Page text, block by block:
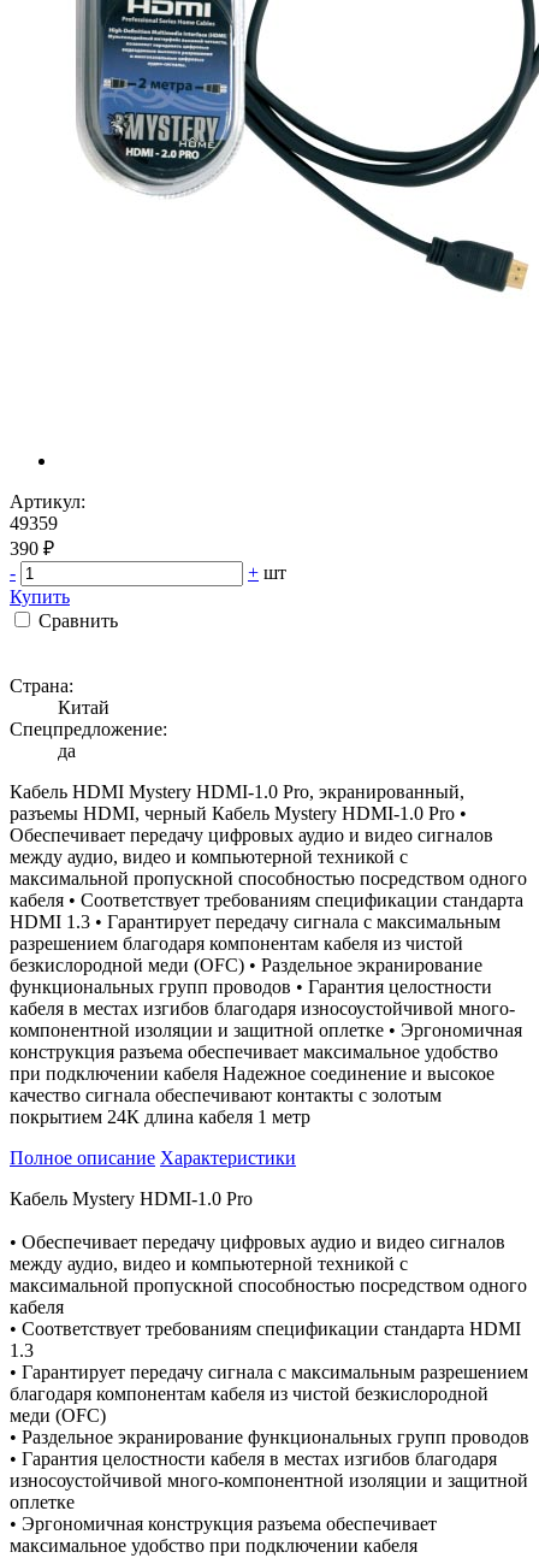
Артикул:
49359
390 ₽
-
+ шт
Купить
Сравнить
Страна:
Китай
Спецпредложение:
да
Кабель HDMI Mystery HDMI-1.0 Pro, экранированный,
разъемы HDMI, черный Кабель Mystery HDMI-1.0 Pro •
Обеспечивает передачу цифровых аудио и видео сигналов
между аудио, видео и компьютерной техникой с
максимальной пропускной способностью посредством одного
кабеля • Соответствует требованиям спецификации стандарта
HDMI 1.3 • Гарантирует передачу сигнала с максимальным
разрешением благодаря компонентам кабеля из чистой
безкислородной меди (OFC) • Раздельное экранирование
функциональных групп проводов • Гарантия целостности
кабеля в местах изгибов благодаря износоустойчивой много-
компонентной изоляции и защитной оплетке • Эргономичная
конструкция разъема обеспечивает максимальное удобство
при подключении кабеля Надежное соединение и высокое
качество сигнала обеспечивают контакты с золотым
покрытием 24К длина кабеля 1 метр
Полное описание Характеристики
Кабель Mystery HDMI-1.0 Pro
• Обеспечивает передачу цифровых аудио и видео сигналов
между аудио, видео и компьютерной техникой с
максимальной пропускной способностью посредством одного
кабеля
• Соответствует требованиям спецификации стандарта HDMI
1.3
• Гарантирует передачу сигнала с максимальным разрешением
благодаря компонентам кабеля из чистой безкислородной
меди (OFC)
• Раздельное экранирование функциональных групп проводов
• Гарантия целостности кабеля в местах изгибов благодаря
износоустойчивой много-компонентной изоляции и защитной
оплетке
• Эргономичная конструкция разъема обеспечивает
максимальное удобство при подключении кабеля